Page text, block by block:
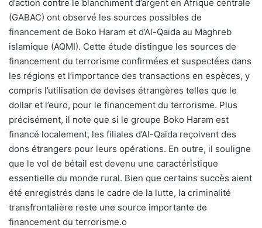
d’action contre le blanchiment d’argent en Afrique centrale
(GABAC) ont observé les sources possibles de
financement de Boko Haram et d’Al-Qaïda au Maghreb
islamique (AQMI). Cette étude distingue les sources de
financement du terrorisme confirmées et suspectées dans
les régions et l’importance des transactions en espèces, y
compris l’utilisation de devises étrangères telles que le
dollar et l’euro, pour le financement du terrorisme. Plus
précisément, il note que si le groupe Boko Haram est
financé localement, les filiales d’Al-Qaïda reçoivent des
dons étrangers pour leurs opérations. En outre, il souligne
que le vol de bétail est devenu une caractéristique
essentielle du monde rural. Bien que certains succès aient
été enregistrés dans le cadre de la lutte, la criminalité
transfrontalière reste une source importante de
financement du terrorisme.o